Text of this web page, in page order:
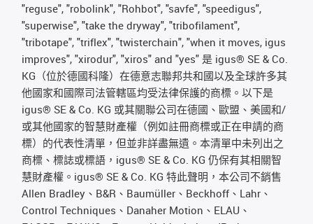
"reguse", "robolink", "Rohbot", "savfe", "speedigus",
"superwise", "take the dryway", "tribofilament",
"tribotape", "triflex", "twisterchain", "when it moves, igus
improves", "xirodur", "xiros" and "yes" 是 igus® SE & Co.
KG（位於德國科隆）在德意志聯邦共和國以及全球許多其
他國家和國際司法管轄區均受法律保護的商標。以下是
igus® SE & Co. KG 或其關聯公司在德國、歐盟、美國和/
或其他國家的智慧財產權（例如註冊商標或正在申請的商
標）的代表性清單，但並非詳盡無遺。本清單中未列出之
商標、標誌或標語，igus® SE & Co. KG 仍保有其相關智
慧財產權。igus® SE & Co. KG 特此聲明，本公司不銷售
Allen Bradley、B&R、Baumüller、Beckhoff、Lahr、
Control Techniques、Danaher Motion、ELAU、